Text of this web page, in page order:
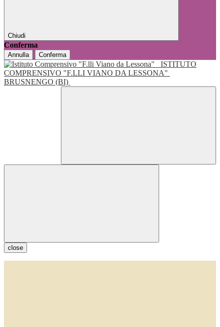
Chiudi
Conferma
Annulla Conferma
ISTITUTO
COMPRENSIVO "F.LLI VIANO DA LESSONA"
BRUSNENGO (BI)
close